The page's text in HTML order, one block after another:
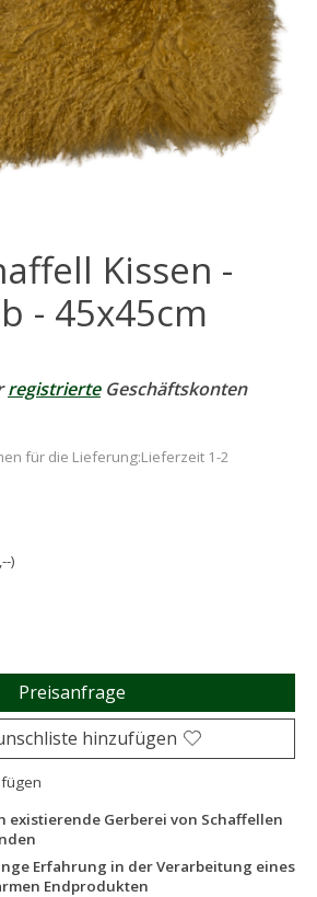
Kissen -
- 45x45cm
registrierteGeschäftskonten
für die Lieferung:Lieferzeit 1-2
)
Preisanfrage
hinzufügen
existierende Gerberei von Schaffellen
Erfahrung in der Verarbeitung eines
Endprodukten